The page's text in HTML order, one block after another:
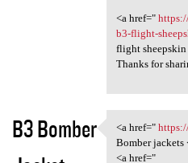
<a href="
b3-flight-
flight sheepskin
Thanks for
B3 Bomber <a href="
<a href="
Bomber jackets
<a href="